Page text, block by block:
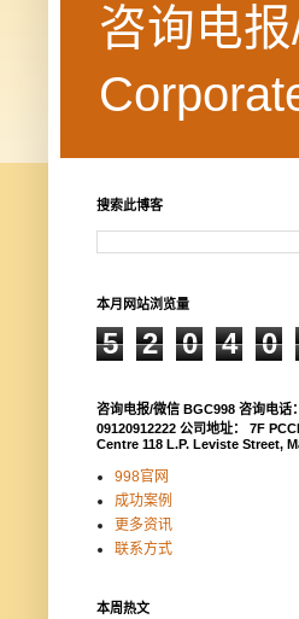
咨询电
搜索此博客
本月网站浏览量
5 2 0 4 0
咨询电报/微信 BGC998 咨询电话：
09120912222 公司地址： 7F
Centre 118 L.P. Leviste Street,
998官网
成功案例
更多资讯
联系方式
本周热文